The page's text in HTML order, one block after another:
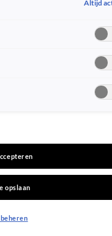
op
je in
Altijd
opslaan